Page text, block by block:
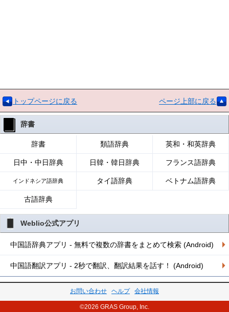
トップページに戻る ページ上部に戻る
辞書
辞書 類語辞典 英和・和英辞典
日中・中日辞典 日韓・韓日辞典 フランス語辞典
インドネシア語辞典 タイ語辞典 ベトナム語辞典
古語辞典
Weblio公式アプリ
中国語辞典アプリ - 無料で複数の辞書をまとめて検索 (Android)
中国語翻訳アプリ - 2秒で翻訳、翻訳結果を話す！ (Android)
お問い合わせ ヘルプ 会社情報
©2026 GRAS Group, Inc.